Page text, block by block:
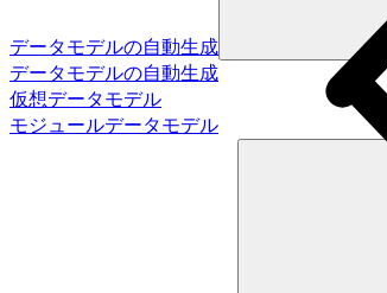
データモデルの自動生成
データモデルの自動生成
仮想データモデル
モジュールデータモデル